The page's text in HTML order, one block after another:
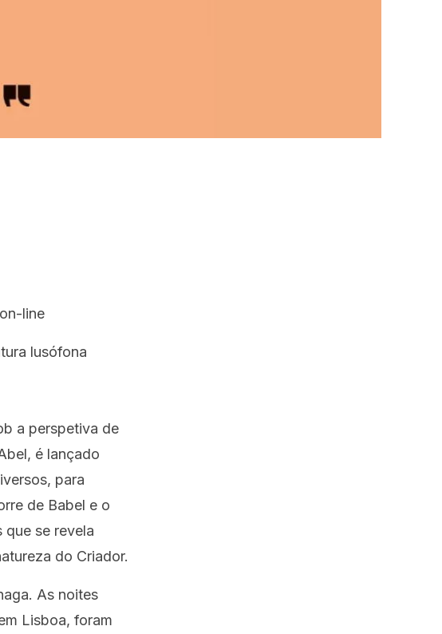
line
lusófona
a perspetiva de
é lançado
para
de Babel e o
se revela
do Criador.
As noites
Lisboa, foram